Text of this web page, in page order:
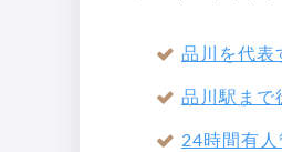
品川を代表
品川駅まで
24時間有人